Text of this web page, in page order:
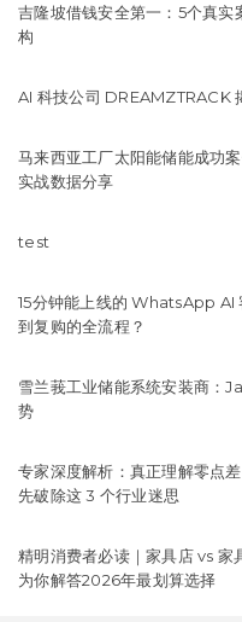
吉隆坡借钱安全第一：5个真
构
AI 科技公司 DREAMZTRACK
马来西亚工厂太阳能储能成功
实战数据分享
test
15分钟能上线的 WhatsApp AI
到复购的全流程？
雪兰莪工业储能系统安装商：
势
专家深度解析：真正理解零点
先破除这 3 个行业迷思
精明消费者必读｜家具店 vs
为你解答2026年最划算选择